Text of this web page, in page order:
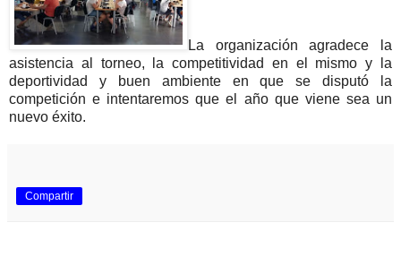
La organización agradece la
asistencia al torneo, la competitividad en el mismo y la
deportividad y buen ambiente en que se disputó la
competición e intentaremos que el año que viene sea un
nuevo éxito.
Compartir